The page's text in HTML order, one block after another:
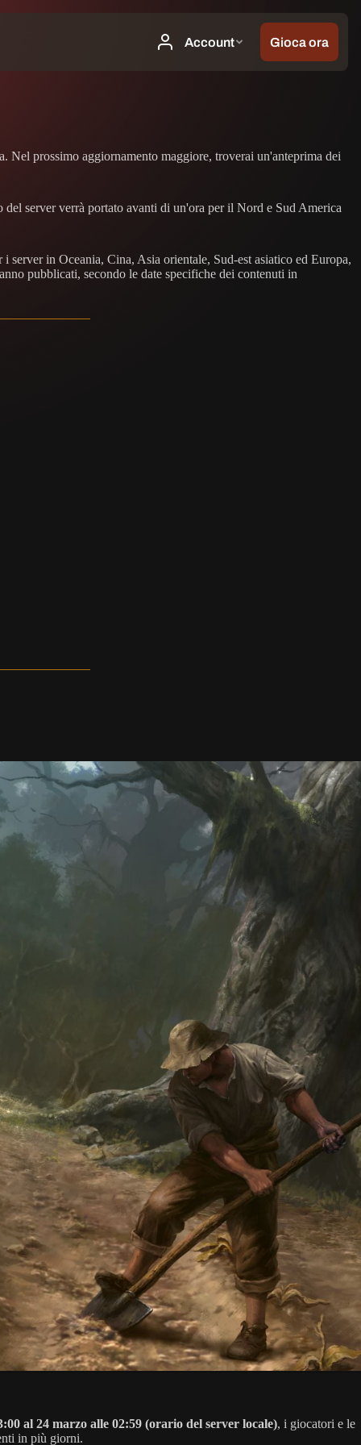
prossimo aggiornamento maggiore, troverai un'anteprima dei
server verrà portato avanti di un'ora per il Nord e Sud America
i server in Oceania, Cina, Asia orientale, Sud-est asiatico ed Europa,
pubblicati, secondo le date specifiche dei contenuti in
al 24 marzo alle 02:59 (orario del server locale), i giocatori e le
in più giorni.